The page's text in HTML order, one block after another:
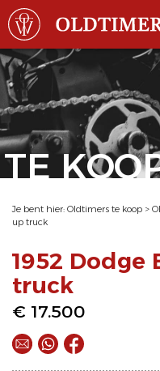
TE
Je bent hier: Oldtimers te koop >
up truck
1952 Dodge
truck
€ 17.500